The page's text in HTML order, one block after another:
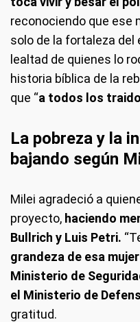
reconociendo que ese
solo de la fortaleza del
lealtad de quienes lo
historia bíblica de la
que “a todos los
La pobreza y la
bajando según
Milei agradeció a
proyecto, haciendo
Bullrich y Luis Petri.
grandeza de esa
Ministerio de
el Ministerio de
gratitud.